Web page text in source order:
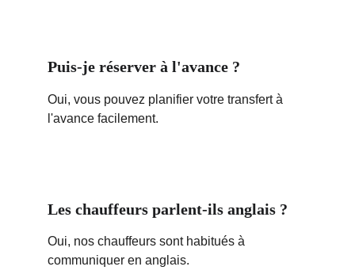
Puis-je réserver à l'avance ?
Oui, vous pouvez planifier votre transfert à
l'avance facilement.
Les chauffeurs parlent-ils anglais ?
Oui, nos chauffeurs sont habitués à
communiquer en anglais.